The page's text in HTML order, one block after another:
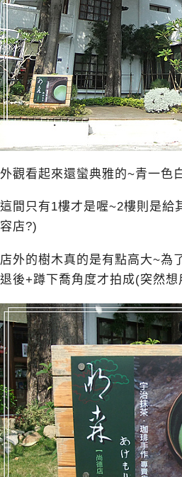
外觀看起來還蠻典雅的~青一色
這間只有1樓才是喔~2樓則是給
容店?)
店外的樹木真的是有點高大~為
退後+蹲下喬角度才拍成(突然想